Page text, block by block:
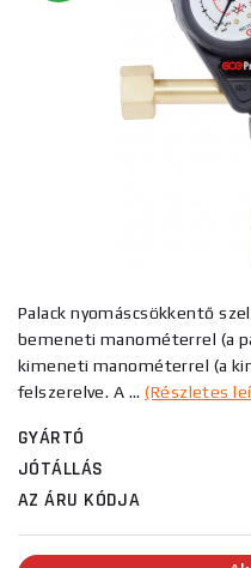
Palack nyomáscsökkentő
bemeneti manométerrel (a
kimeneti manométerrel (a
felszerelve. A ...(Részletes
GYÁRTÓ
JÓTÁLLÁS
AZ ÁRU KÓDJA